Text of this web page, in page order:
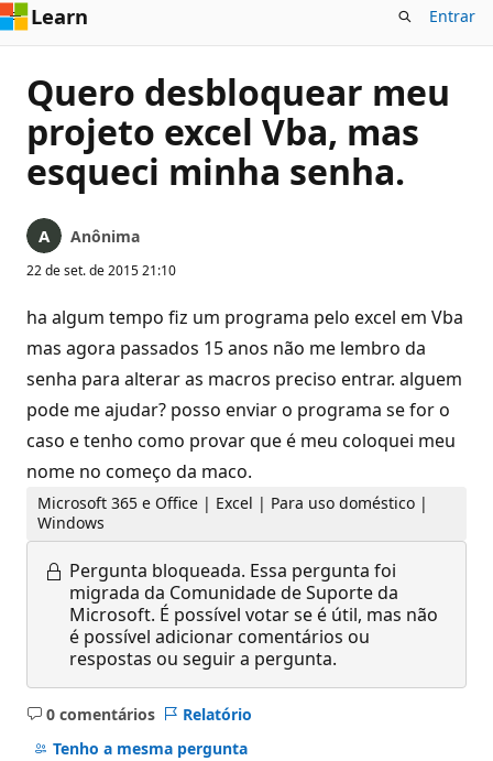
Learn Entrar
Quero desbloquear meu
projeto excel Vba, mas
esqueci minha senha.
Anônima
22 de set. de 2015 21:10
ha algum tempo fiz um programa pelo excel em Vba
mas agora passados 15 anos não me lembro da
senha para alterar as macros preciso entrar. alguem
pode me ajudar? posso enviar o programa se for o
caso e tenho como provar que é meu coloquei meu
nome no começo da maco.
Microsoft 365 e Office | Excel | Para uso doméstico |
Windows
Pergunta bloqueada. Essa pergunta foi
migrada da Comunidade de Suporte da
Microsoft. É possível votar se é útil, mas não
é possível adicionar comentários ou
respostas ou seguir a pergunta.
0 comentários
Sem
comentários
Relatório
Tenho a mesma pergunta